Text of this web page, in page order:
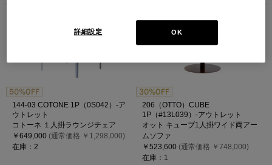
144-03 COTONE 1P（0S042）-ア
ウトレット
コトーネ １人掛ラウンジチェア
￥649,000 (通常価格 ￥1,298,000)
在庫：2
206（OTTO）CUBE
1P（#13L039）-アウトレット
オット キューブ1人掛ワイド両アー
ムソファ
￥523,600 (通常価格 ￥748,000)
在庫：1
OK
詳細設定